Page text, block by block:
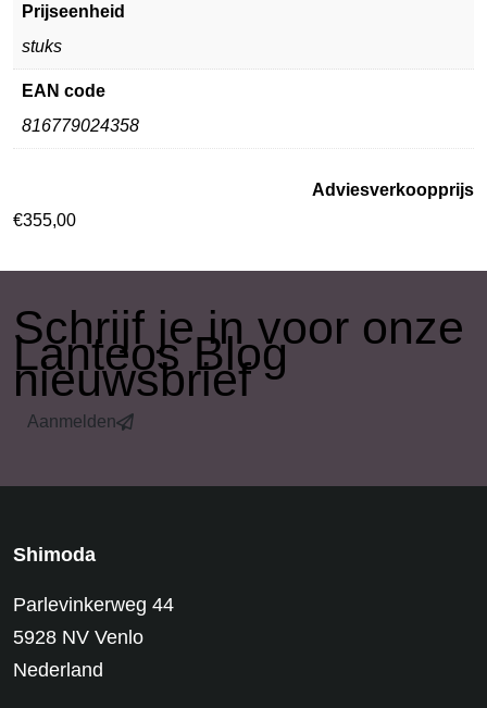
Prijseenheid
stuks
EAN code
816779024358
Adviesverkoopprijs
€355,00
​Schrijf je in voor onze
Lanteos Blog
nieuwsbrief
Aanmelden
Shimoda
Parlevinkerweg 44
5928 NV Venlo
Nederland